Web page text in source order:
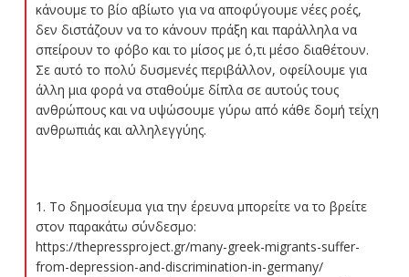
κάνουμε το βίο αβίωτο για να αποφύγουμε νέες ροές,
δεν διστάζουν να το κάνουν πράξη και παράλληλα να
σπείρουν το φόβο και το μίσος με ό,τι μέσο διαθέτουν.
Σε αυτό το πολύ δυσμενές περιβάλλον, οφείλουμε για
άλλη μια φορά να σταθούμε δίπλα σε αυτούς τους
ανθρώπους και να υψώσουμε γύρω από κάθε δομή τείχη
ανθρωπιάς και αλληλεγγύης.
1. Το δημοσίευμα για την έρευνα μπορείτε να το βρείτε
στον παρακάτω σύνδεσμο:
https://thepressproject.gr/many-greek-migrants-suffer-
from-depression-and-discrimination-in-germany/